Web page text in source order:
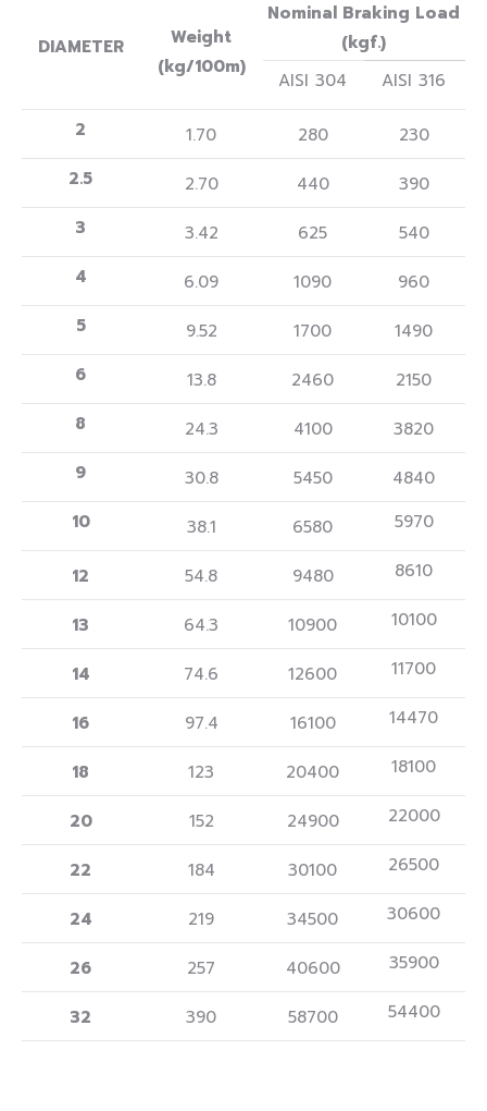
DIAMETER
Weight
(kg/100m)
Nominal Braking Load
(kgf.)
AISI 304
AISI 316
2 1.70 280
230
2.5
2.70 440
390
3
3.42 625
540
4
6.09 1090
960
5
9.52 1700
1490
6
13.8 2460
2150
8
24.3 4100
3820
9
30.8 5450
4840
10
38.1 6580 5970
12 54.8 9480 8610
13 64.3 10900 10100
14 74.6 12600 11700
16 97.4 16100 14470
18 123 20400 18100
20 152 24900 22000
22 184 30100 26500
24 219 34500 30600
26 257 40600 35900
32 390 58700 54400